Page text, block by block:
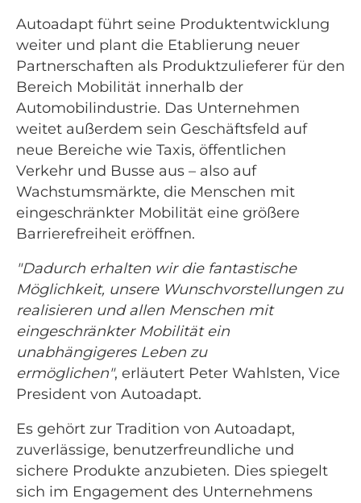
Autoadapt führt seine Produktentwicklung
weiter und plant die Etablierung neuer
Partnerschaften als Produktzulieferer für den
Bereich Mobilität innerhalb der
Automobilindustrie. Das Unternehmen
weitet außerdem sein Geschäftsfeld auf
neue Bereiche wie Taxis, öffentlichen
Verkehr und Busse aus – also auf
Wachstumsmärkte, die Menschen mit
eingeschränkter Mobilität eine größere
Barrierefreiheit eröffnen.
"Dadurch erhalten wir die fantastische
Möglichkeit, unsere Wunschvorstellungen zu
realisieren und allen Menschen mit
eingeschränkter Mobilität ein
unabhängigeres Leben zu
ermöglichen", erläutert Peter Wahlsten, Vice
President von Autoadapt.
Es gehört zur Tradition von Autoadapt,
zuverlässige, benutzerfreundliche und
sichere Produkte anzubieten. Dies spiegelt
sich im Engagement des Unternehmens